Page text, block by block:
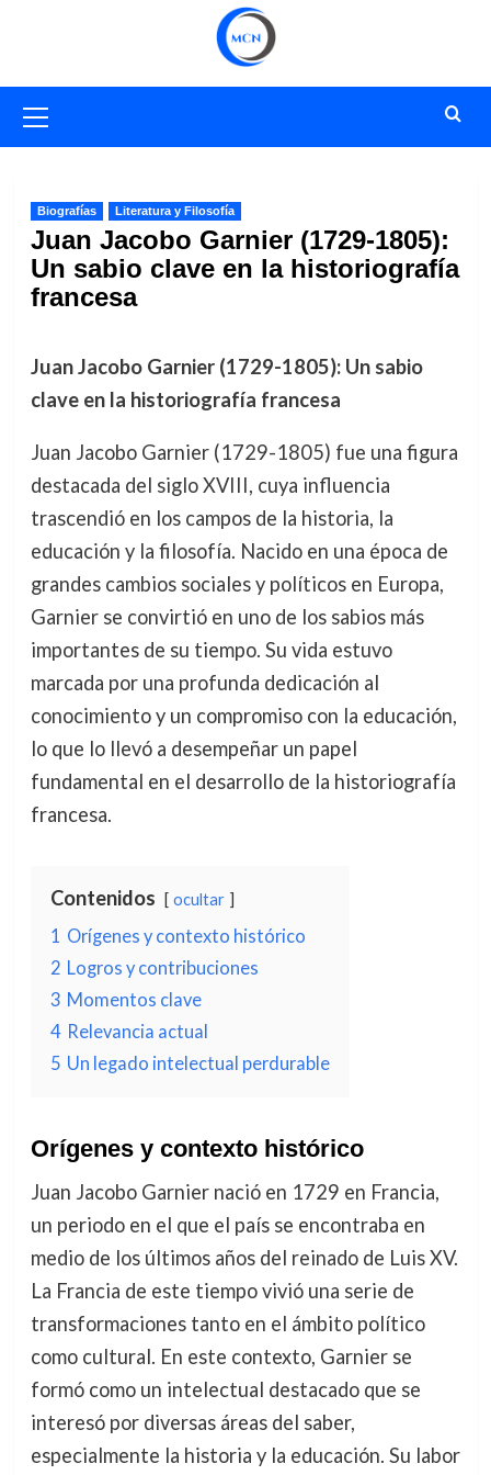
primario
Biografías Literatura y Filosofía
Juan Jacobo Garnier (1729-1805):
Un sabio clave en la historiografía
francesa
Juan Jacobo Garnier (1729-1805): Un sabio
clave en la historiografía francesa
Juan Jacobo Garnier (1729-1805) fue una figura
destacada del siglo XVIII, cuya influencia
trascendió en los campos de la historia, la
educación y la filosofía. Nacido en una época de
grandes cambios sociales y políticos en Europa,
Garnier se convirtió en uno de los sabios más
importantes de su tiempo. Su vida estuvo
marcada por una profunda dedicación al
conocimiento y un compromiso con la educación,
lo que lo llevó a desempeñar un papel
fundamental en el desarrollo de la historiografía
francesa.
Contenidos ocultar
1 Orígenes y contexto histórico
2 Logros y contribuciones
3 Momentos clave
4 Relevancia actual
5 Un legado intelectual perdurable
Orígenes y contexto histórico
Juan Jacobo Garnier nació en 1729 en Francia,
un periodo en el que el país se encontraba en
medio de los últimos años del reinado de Luis XV.
La Francia de este tiempo vivió una serie de
transformaciones tanto en el ámbito político
como cultural. En este contexto, Garnier se
formó como un intelectual destacado que se
interesó por diversas áreas del saber,
especialmente la historia y la educación. Su labor